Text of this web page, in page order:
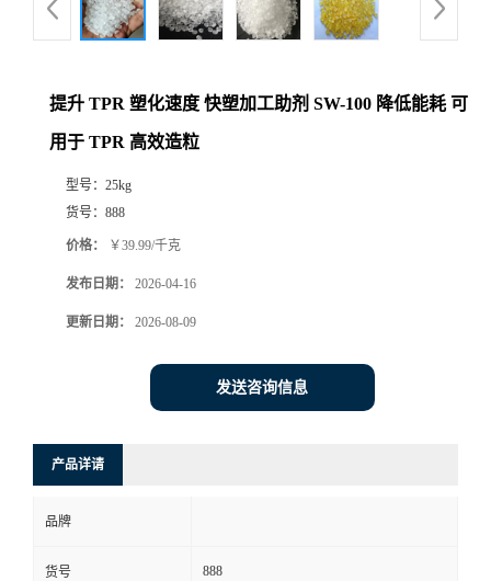
提升 TPR 塑化速度 快塑加工助剂 SW-100 降低能耗 可
用于 TPR 高效造粒
型号： 25kg
货号： 888
价格： ￥39.99/千克
发布日期： 2026-04-16
更新日期： 2026-08-09
发送咨询信息
产品详请
品牌
货号 888